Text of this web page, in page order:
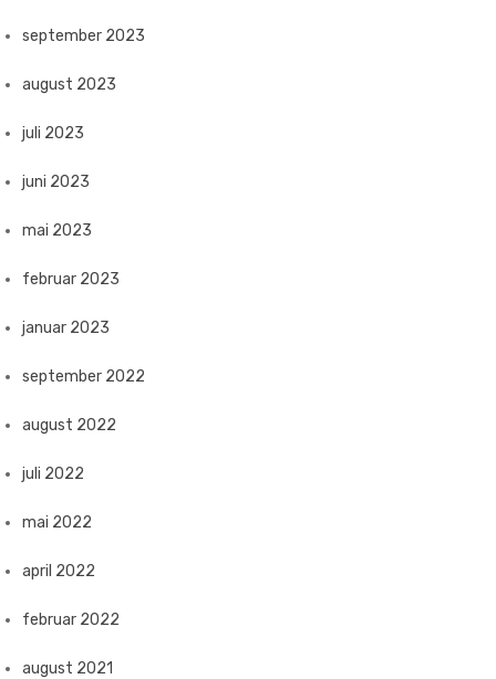
september 2023
august 2023
juli 2023
juni 2023
mai 2023
februar 2023
januar 2023
september 2022
august 2022
juli 2022
mai 2022
april 2022
februar 2022
august 2021